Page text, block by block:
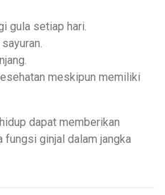
gula setiap hari.
meskipun memiliki
dapat memberikan
fungsi ginjal dalam jangka